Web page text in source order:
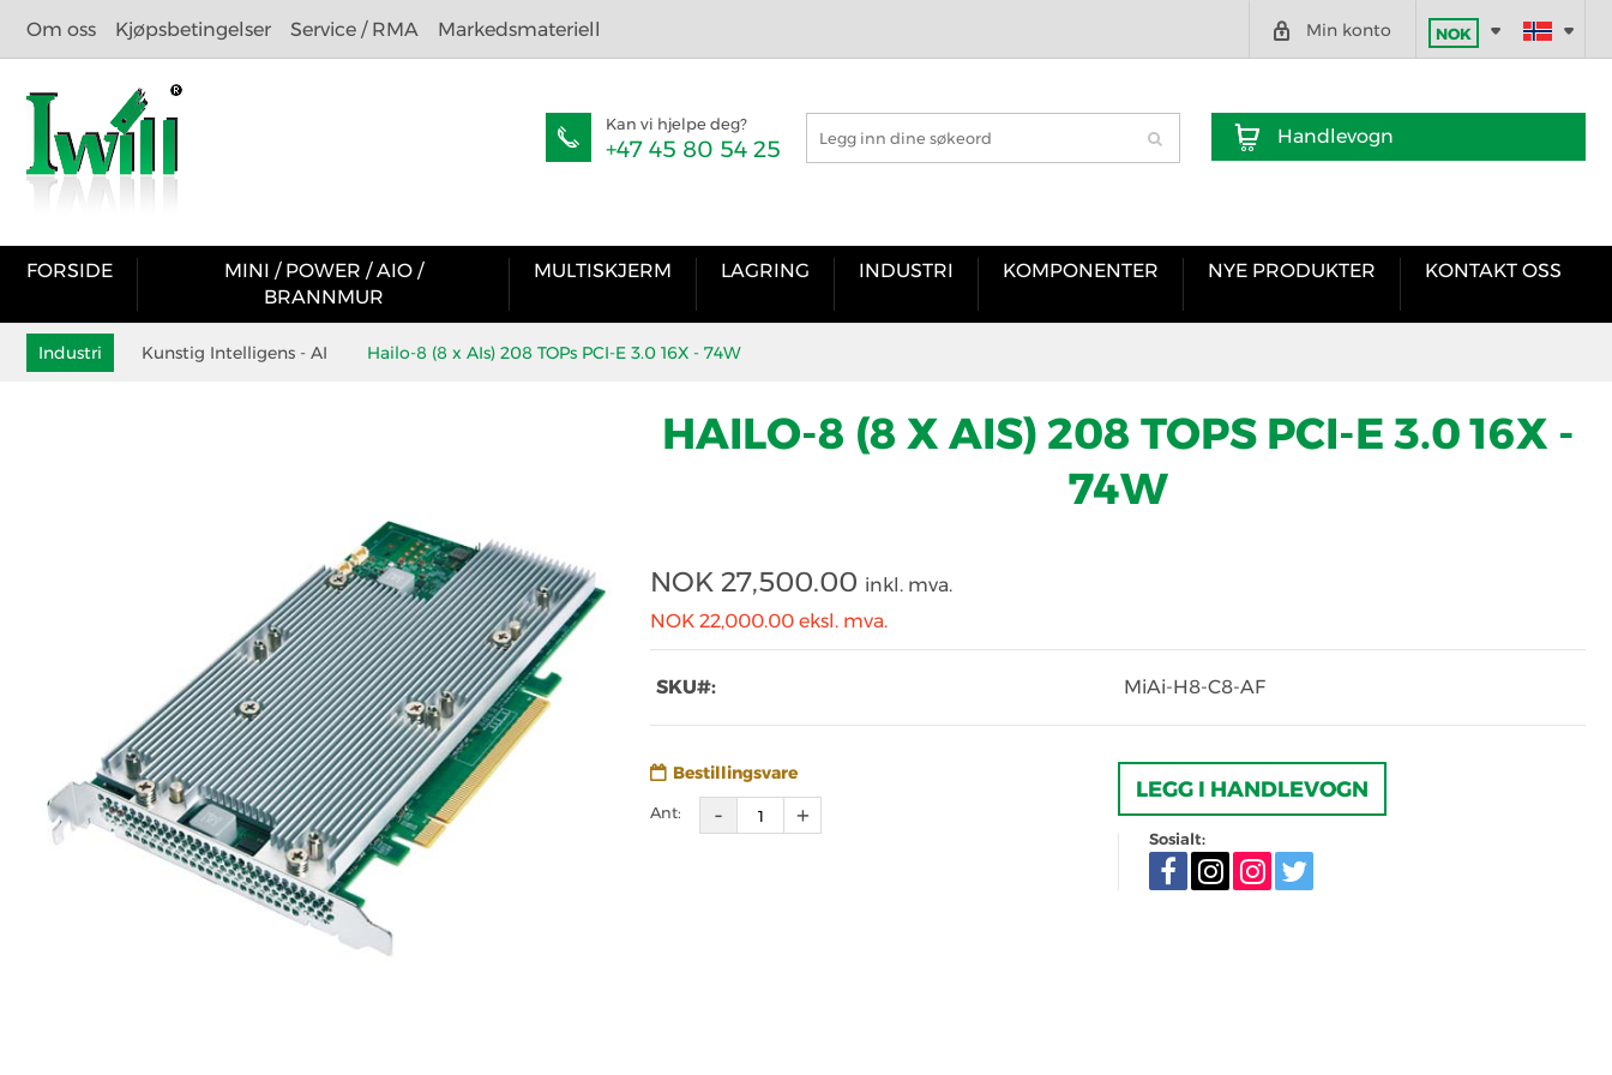
Om oss Kjøpsbetingelser Service / RMA Markedsmateriell NOK
Min konto
Kan vi hjelpe deg?
+47 45 80 54 25 Handlevogn
FORSIDE
MINI / POWER / AIO /
BRANNMUR
MULTISKJERM LAGRING INDUSTRI KOMPONENTER NYE PRODUKTER KONTAKT OSS
Industri Kunstig Intelligens - AI Hailo-8 (8 x AIs) 208 TOPs PCI-E 3.0 16X - 74W
HAILO-8 (8 X AIS) 208 TOPS PCI-E 3.0 16X -
74W
NOK 27,500.00 inkl. mva.
NOK 22,000.00 eksl. mva.
SKU#: MiAi-H8-C8-AF
Bestillingsvare
Ant:
LEGG I HANDLEVOGN
Sosialt: